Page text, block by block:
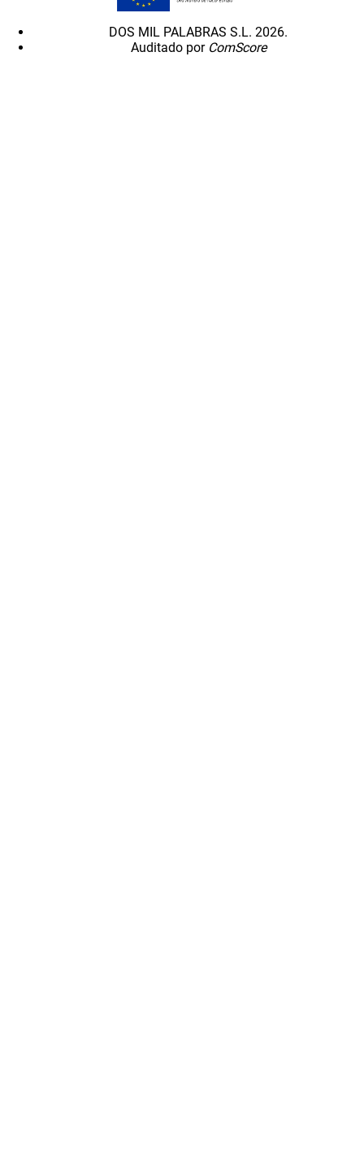
DOS MIL PALABRAS S.L. 2026.
Auditado por ComScore